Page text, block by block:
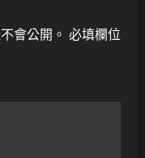
會公開。 必填欄位